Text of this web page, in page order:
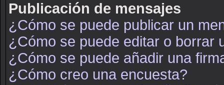
Publicación de mensajes
¿Cómo se puede publicar un
¿Cómo se puede editar o borrar
¿Cómo se puede añadir una
¿Cómo creo una encuesta?